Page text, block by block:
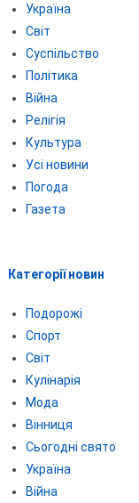
Україна
Світ
Суспільство
Політика
Війна
Релігія
Культура
Усі новини
Погода
Газета
Категорії новин
Подорожі
Спорт
Світ
Кулінарія
Мода
Вінниця
Сьогодні свято
Україна
Війна